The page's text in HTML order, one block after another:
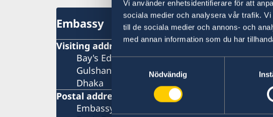
Vi använder enhetsidentifierare för att
sociala medier och analysera vår trafik.
till de sociala medier och annons- och
med annan information som du har
Nödvändig
Embassy
Visiting address
Bay's Edgewater, 6th Floor
Gulshan 2
Dhaka
Postal address
Embassy of Sweden